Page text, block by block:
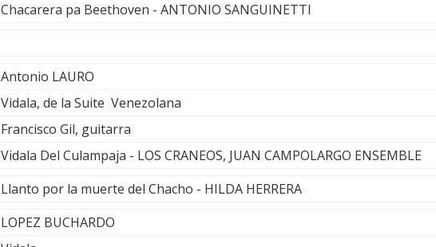
Chacarera pa Beethoven - ANTONIO SANGUINETTI
Antonio LAURO
Vidala, de la Suite Venezolana
Francisco Gil, guitarra
Vidala Del Culampaja - LOS CRANEOS, JUAN CAMPOLARGO ENSEMBLE
Llanto por la muerte del Chacho - HILDA HERRERA
LOPEZ BUCHARDO